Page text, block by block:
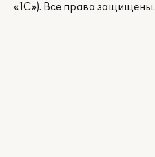
«1С»). Все права защищены.